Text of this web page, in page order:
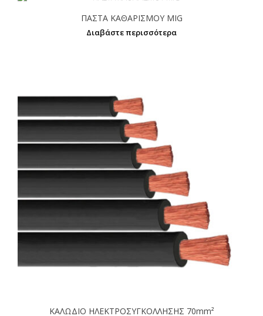
ΠΑΣΤΑ ΚΑΘΑΡΙΣΜΟΥ ΜΙG
Διαβάστε περισσότερα
ΚΑΛΩΔΙΟ ΗΛΕΚΤΡΟΣΥΓΚΟΛΛΗΣΗΣ 70mm²